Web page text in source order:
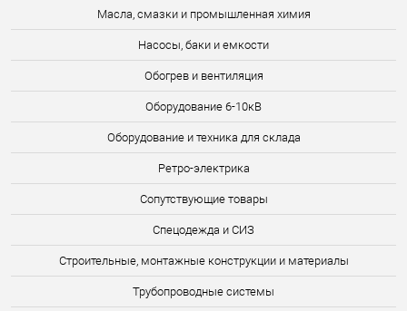
Масла, смазки и промышленная химия
Насосы, баки и емкости
Обогрев и вентиляция
Оборудование 6-10кВ
Оборудование и техника для склада
Ретро-электрика
Сопутствующие товары
Спецодежда и СИЗ
Строительные, монтажные конструкции и материалы
Трубопроводные системы